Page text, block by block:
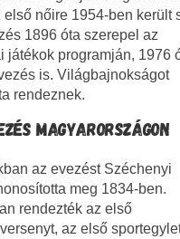
első nőire 1954-ben került
1896 óta szerepel az
játékok programján, 1976
is. Világbajnokságot
rendeznek.
MAGYARORSZÁGON
az evezést Széchenyi
meg 1834-ben.
rendezték az első
az első